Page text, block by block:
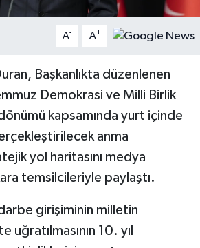
A- A+
Başkanlıkta düzenlenen
Demokrasi ve Milli Birlik
kapsamında yurt içinde
anma
yol haritasını medya
temsilcileriyle paylaştı.
girişiminin milletin
uğratılmasının 10. yıl